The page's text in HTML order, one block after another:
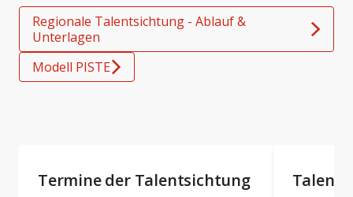
Regionale Talentsichtung - Ablauf &
Unterlagen
Modell PISTE
Termine der Talentsichtung